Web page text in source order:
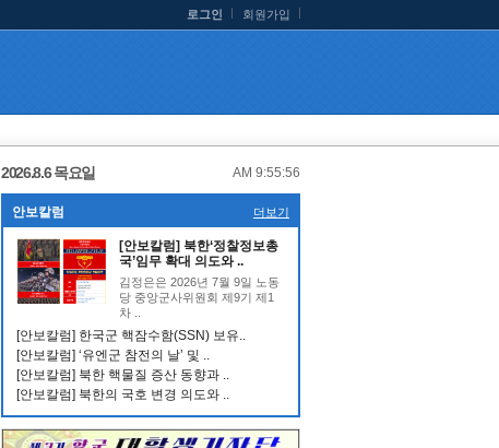
로그인 회원가입
2026.8.6 목요일 AM 9:55:57
안보칼럼 더보기
[안보칼럼] 북한‘정찰정보총
국’임무 확대 의도와 ..
김정은은 2026년 7월 9일 노동
당 중앙군사위원회 제9기 제1
차 ..
[안보칼럼] 한국군 핵잠수함(SSN) 보유..
[안보칼럼] ‘유엔군 참전의 날’ 및 ..
[안보칼럼] 북한 핵물질 증산 동향과 ..
[안보칼럼] 북한의 국호 변경 의도와 ..